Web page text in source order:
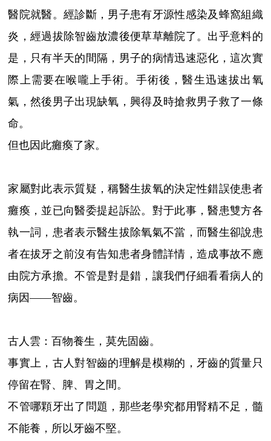
醫院就醫。經診斷，男子患有牙源性感染及蜂窩組織
炎，經過拔除智齒放濃後便草草離院了。出乎意料的
是，只有半天的間隔，男子的病情迅速惡化，這次實
際上需要在喉嚨上手術。手術後，醫生迅速拔出氧
氣，然後男子出現缺氧，興得及時搶救男子救了一條
命。
但也因此癱瘓了家。
家屬對此表示質疑，稱醫生拔氧的決定性錯誤使患者
癱瘓，並已向醫委提起訴訟。對于此事，醫患雙方各
執一詞，患者表示醫生拔除氧氣不當，而醫生卻說患
者在拔牙之前沒有告知患者身體詳情，造成事故不應
由院方承擔。不管是對是錯，讓我們仔細看看病人的
病因——智齒。
古人雲：百物養生，莫先固齒。
事實上，古人對智齒的理解是模糊的，牙齒的質量只
停留在腎、脾、胃之間。
不管哪顆牙出了問題，那些老學究都用腎精不足，髓
不能養，所以牙齒不堅。